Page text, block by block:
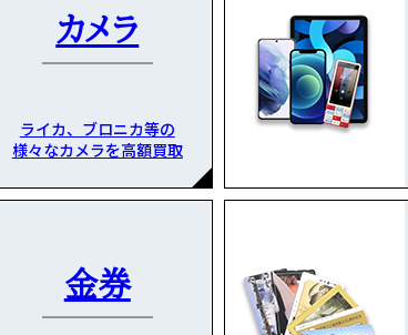
カメラ
ライカ、ブロニカ等の
様々なカメラを高額買取
金券